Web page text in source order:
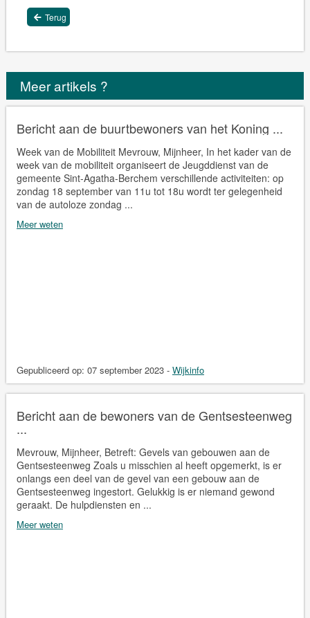
Terug
Meer artikels ?
Bericht aan de buurtbewoners van het Koning ...
Week van de Mobiliteit Mevrouw, Mijnheer, In het kader van de
week van de mobiliteit organiseert de Jeugddienst van de
gemeente Sint-Agatha-Berchem verschillende activiteiten: op
zondag 18 september van 11u tot 18u wordt ter gelegenheid
van de autoloze zondag ...
Meer weten
Gepubliceerd op: 07 september 2023 - Wijkinfo
Bericht aan de bewoners van de Gentsesteenweg
...
Mevrouw, Mijnheer, Betreft: Gevels van gebouwen aan de
Gentsesteenweg Zoals u misschien al heeft opgemerkt, is er
onlangs een deel van de gevel van een gebouw aan de
Gentsesteenweg ingestort. Gelukkig is er niemand gewond
geraakt. De hulpdiensten en ...
Meer weten